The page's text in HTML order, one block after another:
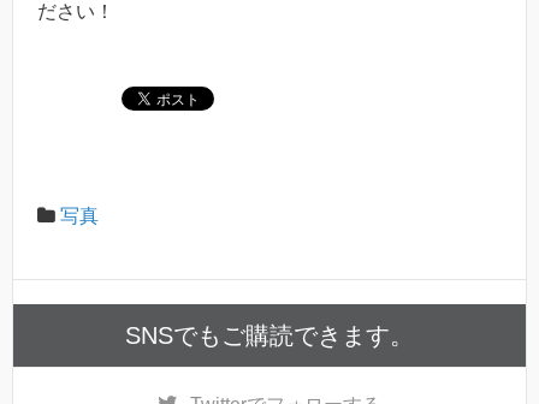
ださい！
写真
SNSでもご購読できます。